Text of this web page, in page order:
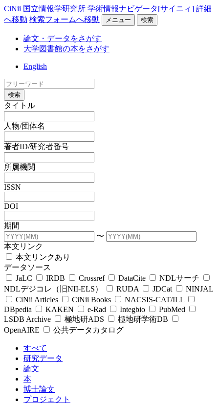
CiNii 国立情報学研究所 学術情報ナビゲータ[サイニィ] 詳細
へ移動 検索フォームへ移動 メニュー 検索
論文・データをさがす
大学図書館の本をさがす
English
検索
タイトル
人物/団体名
著者ID/研究者番号
所属機関
ISSN
DOI
期間
〜
本文リンク
本文リンクあり
データソース
JaLC
IRDB Crossref DataCite
NDLサーチ
NDLデジコレ（旧NII-ELS）
RUDA JDCat
NINJAL
CiNii Articles
CiNii Books
NACSIS-CAT/ILL
DBpedia
KAKEN e-Rad Integbio
PubMed
LSDB Archive
極地研ADS
極地研学術DB
OpenAIRE
公共データカタログ
すべて
研究データ
論文
本
博士論文
プロジェクト